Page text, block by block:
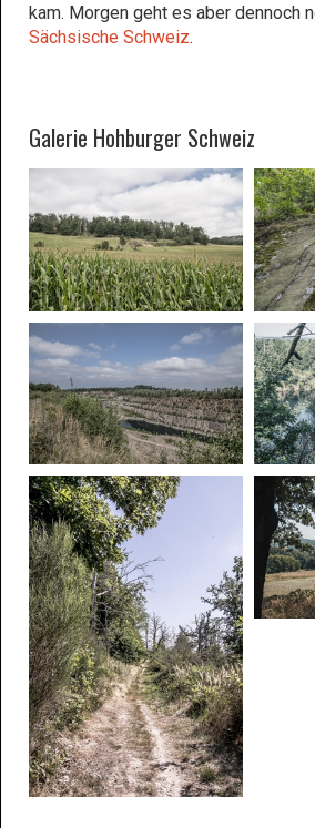
kam. Morgen geht es aber dennoch
Sächsische Schweiz.
Galerie Hohburger Schweiz